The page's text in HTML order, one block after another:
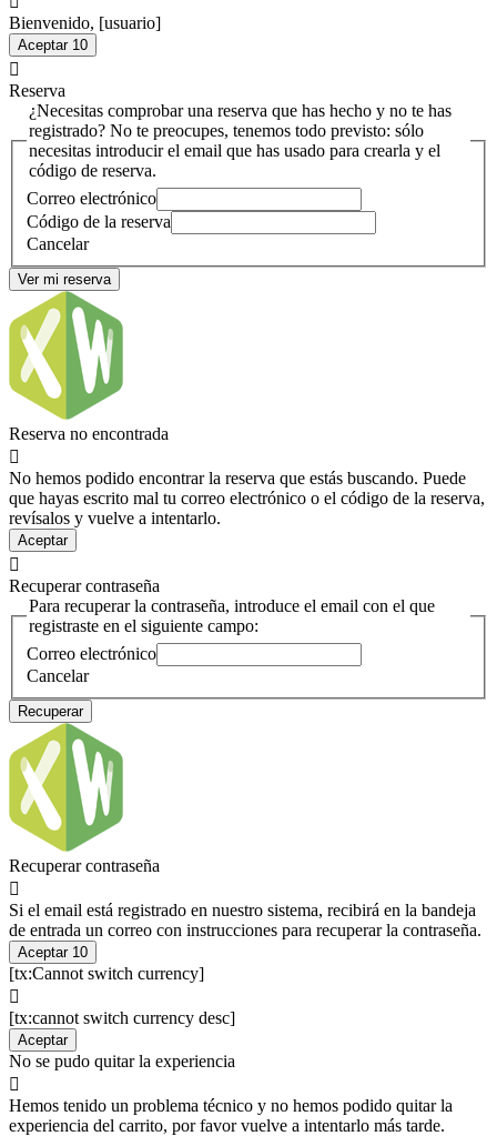
Bienvenido, [usuario]
Aceptar 10

Reserva
¿Necesitas comprobar una reserva que has hecho y no te has
registrado? No te preocupes, tenemos todo previsto: sólo
necesitas introducir el email que has usado para crearla y el
código de reserva.
Correo electrónico
Código de la reserva
Cancelar
Ver mi reserva
Reserva no encontrada

No hemos podido encontrar la reserva que estás buscando. Puede
que hayas escrito mal tu correo electrónico o el código de la reserva,
revísalos y vuelve a intentarlo.
Aceptar

Recuperar contraseña
Para recuperar la contraseña, introduce el email con el que
registraste en el siguiente campo:
Correo electrónico
Cancelar
Recuperar
Recuperar contraseña

Si el email está registrado en nuestro sistema, recibirá en la bandeja
de entrada un correo con instrucciones para recuperar la contraseña.
Aceptar 10
[tx:Cannot switch currency]

[tx:cannot switch currency desc]
Aceptar
No se pudo quitar la experiencia

Hemos tenido un problema técnico y no hemos podido quitar la
experiencia del carrito, por favor vuelve a intentarlo más tarde.